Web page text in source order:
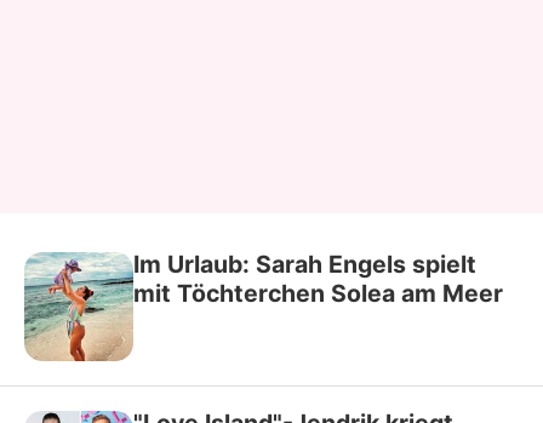
Im Urlaub: Sarah Engels spielt
mit Töchterchen Solea am Meer